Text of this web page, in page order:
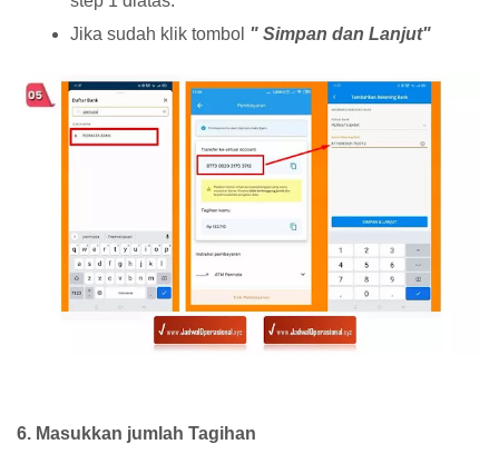
Jika sudah klik tombol " Simpan dan Lanjut"
6. Masukkan jumlah Tagihan